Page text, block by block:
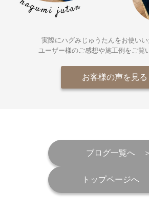
実際にハグみじゅうたんをお使い
ユーザー様のご感想や施工例をご覧
お客様の声を見る
ブログ一覧へ
トップページへ